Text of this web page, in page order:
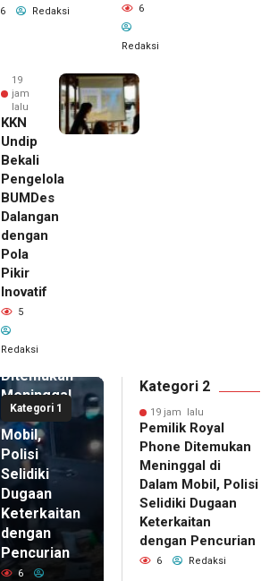
6 Redaksi 6
Redaksi
19
jam
lalu
KKN
Undip
Bekali
Pengelola
BUMDes
Dalangan
dengan
Pola
Pikir
Inovatif
5
Redaksi
Kategori 1
Pemilik
Royal
Phone
Ditemukan
Meninggal
di Dalam
Mobil,
Polisi
Selidiki
Dugaan
Keterkaitan
dengan
Pencurian
6
Kategori 2
19 jam lalu
Pemilik Royal
Phone Ditemukan
Meninggal di
Dalam Mobil, Polisi
Selidiki Dugaan
Keterkaitan
dengan Pencurian
6 Redaksi